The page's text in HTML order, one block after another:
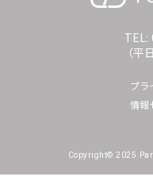
TEL:
（平
プラ
情報
Copyright© 2025